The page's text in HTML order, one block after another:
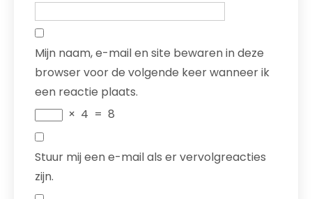
Mijn naam, e-mail en site bewaren in deze
browser voor de volgende keer wanneer ik
een reactie plaats.
× 4 = 8
Stuur mij een e-mail als er vervolgreacties
zijn.